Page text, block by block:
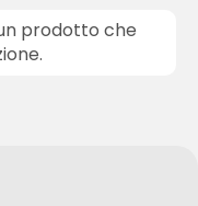
prodotto che